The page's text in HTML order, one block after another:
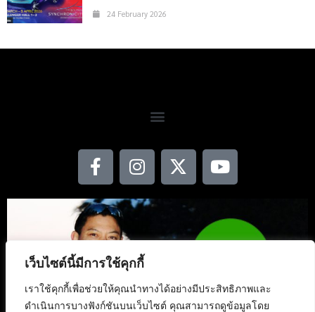
เว็บไซต์นี้มีการใช้คุกกี้
เราใช้คุกกี้เพื่อช่วยให้คุณนำทางได้อย่างมีประสิทธิภาพและ
ดำเนินการบางฟังก์ชันบนเว็บไซต์ คุณสามารถดูข้อมูลโดย
24 February 2026